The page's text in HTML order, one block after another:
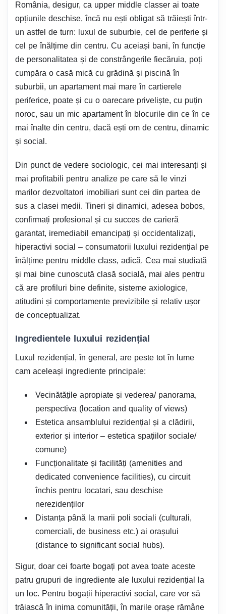
România, desigur, ca upper middle classer ai toate
opțiunile deschise, încă nu ești obligat să trăiești într-
un astfel de turn: luxul de suburbie, cel de periferie și
cel pe înălțime din centru. Cu aceiași bani, în funcție
de personalitatea și de constrângerile fiecăruia, poți
cumpăra o casă mică cu grădină și piscină în
suburbii, un apartament mai mare în cartierele
periferice, poate și cu o oarecare priveliște, cu puțin
noroc, sau un mic apartament în blocurile din ce în ce
mai înalte din centru, dacă ești om de centru, dinamic
și social.
Din punct de vedere sociologic, cei mai interesanți și
mai profitabili pentru analize pe care să le vinzi
marilor dezvoltatori imobiliari sunt cei din partea de
sus a clasei medii. Tineri și dinamici, adesea bobos,
confirmați profesional și cu succes de carieră
garantat, iremediabil emancipați și occidentalizați,
hiperactivi social – consumatorii luxului rezidențial pe
înălțime pentru middle class, adică. Cea mai studiată
și mai bine cunoscută clasă socială, mai ales pentru
că are profiluri bine definite, sisteme axiologice,
atitudini și comportamente previzibile și relativ ușor
de conceptualizat.
Ingredientele luxului rezidențial
Luxul rezidențial, în general, are peste tot în lume
cam aceleași ingrediente principale:
Vecinătățile apropiate și vederea/ panorama,
perspectiva (location and quality of views)
Estetica ansamblului rezidențial și a clădirii,
exterior și interior – estetica spațiilor sociale/
comune)
Funcționalitate și facilități (amenities and
dedicated convenience facilities), cu circuit
închis pentru locatari, sau deschise
nerezidenților
Distanța până la marii poli sociali (culturali,
comerciali, de business etc.) ai orașului
(distance to significant social hubs).
Sigur, doar cei foarte bogați pot avea toate aceste
patru grupuri de ingrediente ale luxului rezidențial la
un loc. Pentru bogații hiperactivi social, care vor să
trăiască în inima comunității, în marile orașe rămâne